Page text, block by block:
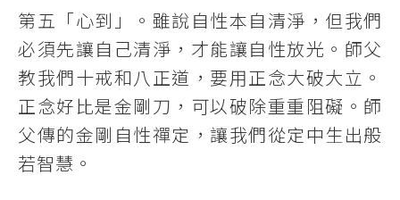
第五「心到」。雖說自性本自清淨，但我們
必須先讓自己清淨，才能讓自性放光。師父
教我們十戒和八正道，要用正念大破大立。
正念好比是金剛刀，可以破除重重阻礙。師
父傳的金剛自性禪定，讓我們從定中生出般
若智慧。